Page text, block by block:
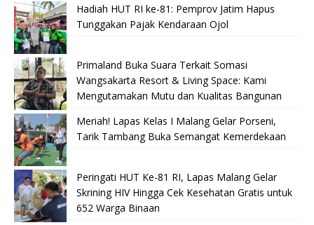
Hadiah HUT RI ke-81: Pemprov Jatim Hapus
Tunggakan Pajak Kendaraan Ojol
Primaland Buka Suara Terkait Somasi
Wangsakarta Resort & Living Space: Kami
Mengutamakan Mutu dan Kualitas Bangunan
Meriah! Lapas Kelas I Malang Gelar Porseni,
Tarik Tambang Buka Semangat Kemerdekaan
Peringati HUT Ke-81 RI, Lapas Malang Gelar
Skrining HIV Hingga Cek Kesehatan Gratis untuk
652 Warga Binaan